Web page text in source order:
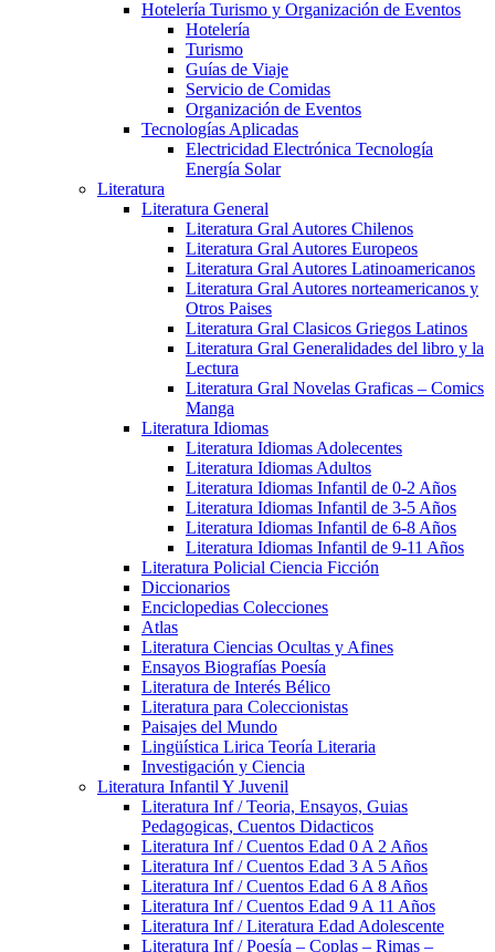
Hotelería Turismo y Organización de Eventos
Hotelería
Turismo
Guías de Viaje
Servicio de Comidas
Organización de Eventos
Tecnologías Aplicadas
Electricidad Electrónica Tecnología
Energía Solar
Literatura
Literatura General
Literatura Gral Autores Chilenos
Literatura Gral Autores Europeos
Literatura Gral Autores Latinoamericanos
Literatura Gral Autores norteamericanos y
Otros Paises
Literatura Gral Clasicos Griegos Latinos
Literatura Gral Generalidades del libro y la
Lectura
Literatura Gral Novelas Graficas – Comics
Manga
Literatura Idiomas
Literatura Idiomas Adolecentes
Literatura Idiomas Adultos
Literatura Idiomas Infantil de 0-2 Años
Literatura Idiomas Infantil de 3-5 Años
Literatura Idiomas Infantil de 6-8 Años
Literatura Idiomas Infantil de 9-11 Años
Literatura Policial Ciencia Ficción
Diccionarios
Enciclopedias Colecciones
Atlas
Literatura Ciencias Ocultas y Afines
Ensayos Biografías Poesía
Literatura de Interés Bélico
Literatura para Coleccionistas
Paisajes del Mundo
Lingüística Lirica Teoría Literaria
Investigación y Ciencia
Literatura Infantil Y Juvenil
Literatura Inf / Teoria, Ensayos, Guias
Pedagogicas, Cuentos Didacticos
Literatura Inf / Cuentos Edad 0 A 2 Años
Literatura Inf / Cuentos Edad 3 A 5 Años
Literatura Inf / Cuentos Edad 6 A 8 Años
Literatura Inf / Cuentos Edad 9 A 11 Años
Literatura Inf / Literatura Edad Adolescente
Literatura Inf / Poesía – Coplas – Rimas –